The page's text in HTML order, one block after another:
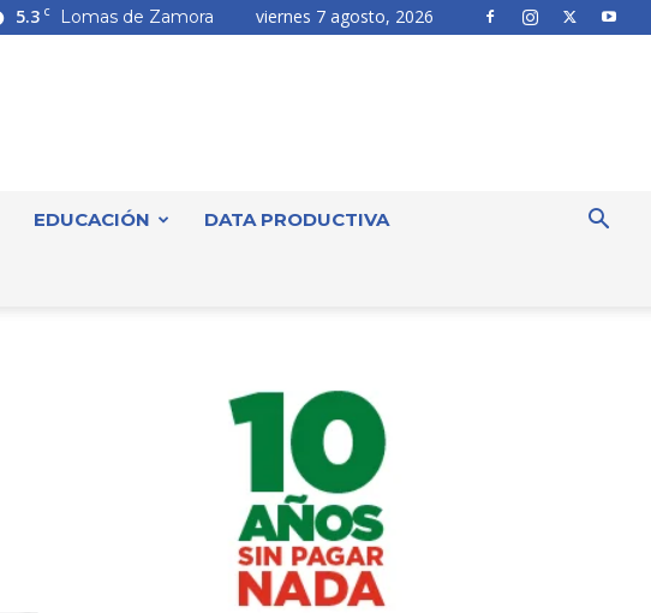
5.3 C Lomas de Zamora viernes 7 agosto, 2026
EDUCACIÓN DATA PRODUCTIVA